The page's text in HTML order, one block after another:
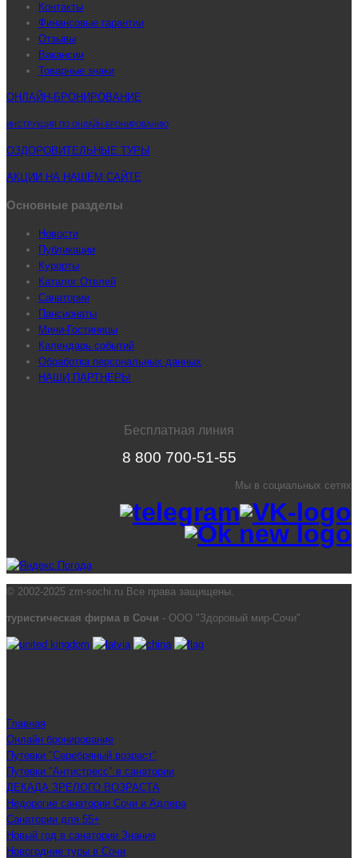
Контакты
Финансовые гарантии
Отзывы
Вакансии
Товарные знаки
ОНЛАЙН-БРОНИРОВАНИЕ
ИНСТРУКЦИЯ ПО ОНЛАЙН-БРОНИРОВАНИЮ
ОЗДОРОВИТЕЛЬНЫЕ ТУРЫ
АКЦИИ НА НАШЕМ САЙТЕ
Основные разделы
Новости
Публикации
Курорты
Каталог Отелей
Санатории
Пансионаты
Мини-Гостиницы
Календарь событий
Обработка персональных данных
НАШИ ПАРТНЕРЫ
Бесплатная линия
8 800 700-51-55
Мы в социальных сетях
© 2002-2025 zm-sochi.ru Все права защищены.
туристическая фирма в Сочи - ООО "Здоровый мир-Сочи"
Главная
Онлайн бронирование
Путевки "Серебряный возраст"
Путевки "Антистресс" в санатории
ДЕКАДА ЗРЕЛОГО ВОЗРАСТА
Недорогие санатории Сочи и Адлера
Санатории для 55+
Новый год в санатории Знание
Новогодние туры в Сочи